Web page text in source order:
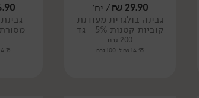
29.90
₪/ יח׳
גבינה בולגרית מעודנת
קוביות קטנות 5% - גד
200 גרם
14.95 ₪ ל-100 גרם
מסורתית
14.76 ₪ ל-100